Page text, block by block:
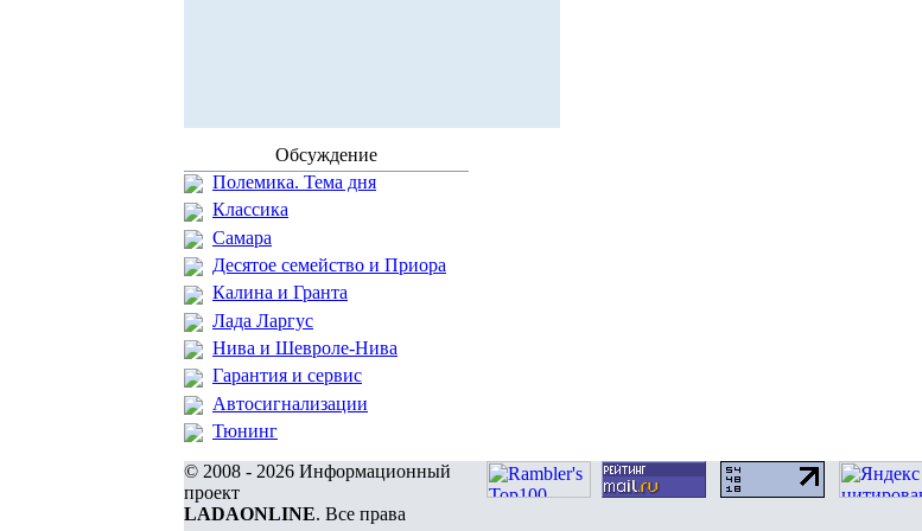
Обсуждение
Полемика. Тема дня
Классика
Самара
Десятое семейство и Приора
Калина и Гранта
Лада Ларгус
Нива и Шевроле-Нива
Гарантия и сервис
Автосигнализации
Тюнинг
© 2008 - 2026 Информационный
проект
LADAONLINE. Все права